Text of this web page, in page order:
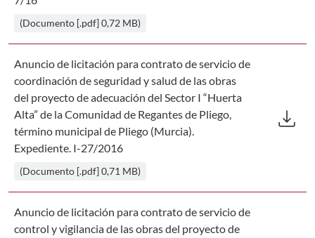
(Documento [.pdf] 0,72 MB)
Anuncio de licitación para contrato de servicio de
coordinación de seguridad y salud de las obras
del proyecto de adecuación del Sector I “Huerta
Alta” de la Comunidad de Regantes de Pliego,
término municipal de Pliego (Murcia).
Expediente. I-27/2016
(Documento [.pdf] 0,71 MB)
download
Anuncio de licitación para contrato de servicio de
control y vigilancia de las obras del proyecto de